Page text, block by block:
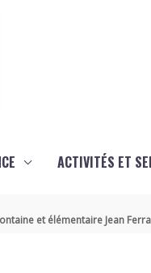
ACTIVITÉS ET
et élémentaire Jean